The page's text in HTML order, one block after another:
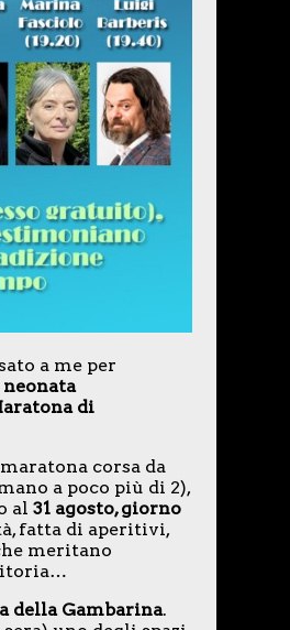
a me per
di
corsa da
a poco più di 2),
al 31 agosto, giorno
fatta di aperitivi,
meritano
della Gambarina.